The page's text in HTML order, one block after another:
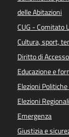
delle Abitazioni
CUG - Comitato
Cultura, sport,
Diritto di Accesso
Educazione e
Elezioni
Elezioni
Emergenza
Giustizia e